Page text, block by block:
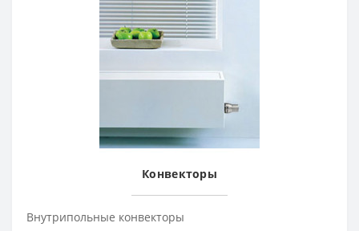
Конвекторы
Внутрипольные конвекторы